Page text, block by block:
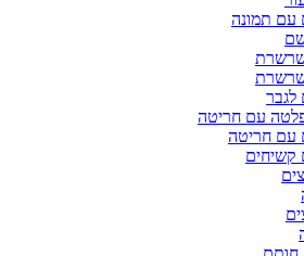
עם תמונה
שרשרת
שרשרת
לגבר
עם חריטה
עם חריטה
קשיחים